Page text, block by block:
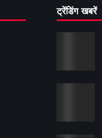
ट्रेंडिंग खबरें